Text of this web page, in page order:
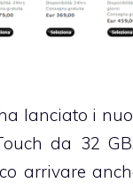
lanciato i
da 32
arrivare